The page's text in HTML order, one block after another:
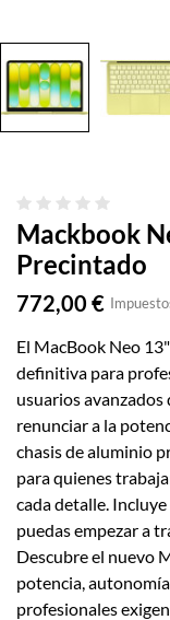
Mackbook
Precintado
772,00 €
El MacBook Neo
definitiva para
usuarios
renunciar a la
chasis de aluminio
para quienes
cada detalle. Incluye
puedas empezar a
Descubre el nuevo
potencia,
profesionales